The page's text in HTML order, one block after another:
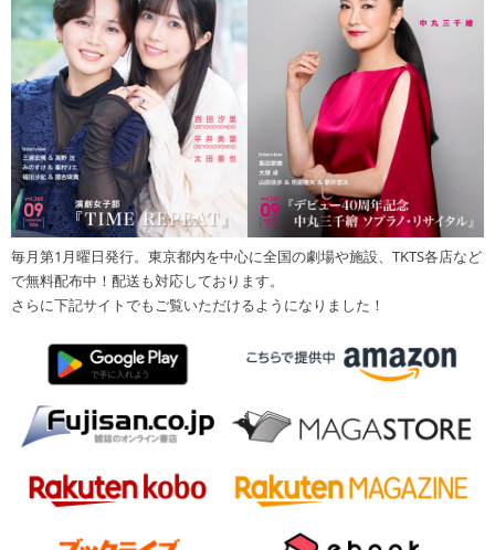
毎月第1月曜日発行。東京都内を中心に全国の劇場や施設、TKTS各店など
で無料配布中！配送も対応しております。
さらに下記サイトでもご覧いただけるようになりました！